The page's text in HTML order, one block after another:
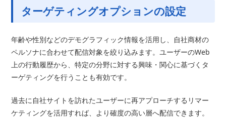
ターゲティングオプションの設定
年齢や性別などのデモグラフィック情報を活用し、自社商材の
ペルソナに合わせて配信対象を絞り込みます。ユーザーのWeb
上の行動履歴から、特定の分野に対する興味・関心に基づくタ
ーゲティングを行うことも有効です。
過去に自社サイトを訪れたユーザーに再アプローチするリマー
ケティングを活用すれば、より確度の高い層へ配信できます。